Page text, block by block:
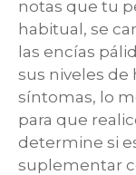
notas que tu
habitual, se
las encías
sus niveles de
síntomas, lo
para que
determine si
suplementar